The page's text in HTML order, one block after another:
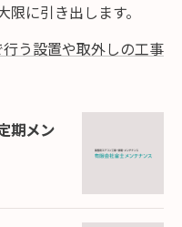
に引き出します。
う設置や取外しの工事
期メン